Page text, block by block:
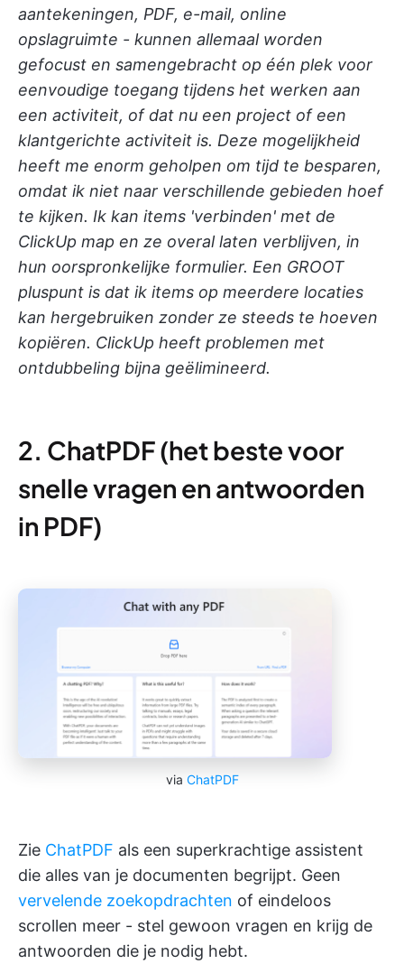
aantekeningen, PDF, e-mail, online
opslagruimte - kunnen allemaal worden
gefocust en samengebracht op één plek voor
eenvoudige toegang tijdens het werken aan
een activiteit, of dat nu een project of een
klantgerichte activiteit is. Deze mogelijkheid
heeft me enorm geholpen om tijd te besparen,
omdat ik niet naar verschillende gebieden hoef
te kijken. Ik kan items 'verbinden' met de
ClickUp map en ze overal laten verblijven, in
hun oorspronkelijke formulier. Een GROOT
pluspunt is dat ik items op meerdere locaties
kan hergebruiken zonder ze steeds te hoeven
kopiëren. ClickUp heeft problemen met
ontdubbeling bijna geëlimineerd.
2. ChatPDF (het beste voor
snelle vragen en antwoorden
in PDF)
via ChatPDF
Zie ChatPDF als een superkrachtige assistent
die alles van je documenten begrijpt. Geen
vervelende zoekopdrachten of eindeloos
scrollen meer - stel gewoon vragen en krijg de
antwoorden die je nodig hebt.